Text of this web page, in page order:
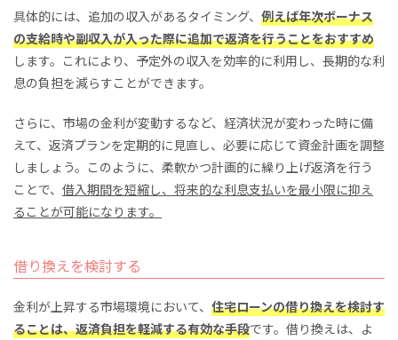
具体的には、追加の収入があるタイミング、 例えば年次ボーナス
の支給時や副収入が入った際に追加で返済を行うことをおすすめ
します。これにより、予定外の収入を効率的に利用し、長期的な利
息の負担を減らすことができます。
さらに、市場の金利が変動するなど、経済状況が変わった時に備
えて、返済プランを定期的に見直し、必要に応じて資金計画を調整
しましょう。このように、柔軟かつ計画的に繰り上げ返済を行う
ことで、 借入期間を短縮し、将来的な利息支払いを最小限に抑え
ることが可能になります。
借り換えを検討する
金利が上昇する市場環境において、 住宅ローンの借り換えを検討す
ることは、返済負担を軽減する有効な手段です。借り換えは、よ